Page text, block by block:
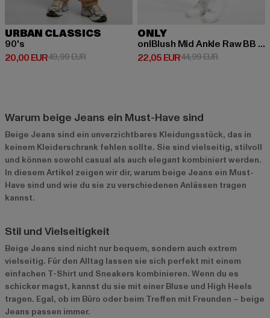
URBAN CLASSICS
90's
20,00 EUR
Derzeitiger Preis: 20,00 EUR
49,99 EURAktionspreis: 49,99 EUR
ONLY
onlBlush Mid Ankle Raw BB DOT019
22,05 EUR
Derzeitiger Preis: 22,05 EUR
44,99 EURAktionspreis:
Warum beige Jeans ein Must-Have sind
Beige Jeans sind ein unverzichtbares Kleidungsstück, das in
keinem Kleiderschrank fehlen sollte. Sie sind vielseitig, stilvoll
und können sowohl casual als auch elegant kombiniert werden.
In diesem Artikel zeigen wir dir, warum beige Jeans ein Must-
Have sind und wie du sie zu verschiedenen Anlässen tragen
kannst.
Stil und Vielseitigkeit
Beige Jeans sind nicht nur bequem, sondern auch extrem
vielseitig. Für den Alltag lassen sie sich perfekt mit einem
einfachen T-Shirt und Sneakers kombinieren. Wenn du es
schicker magst, kannst du sie mit einer Bluse und High Heels
tragen. Egal, ob im Büro oder beim Treffen mit Freunden – beige
Jeans passen immer.